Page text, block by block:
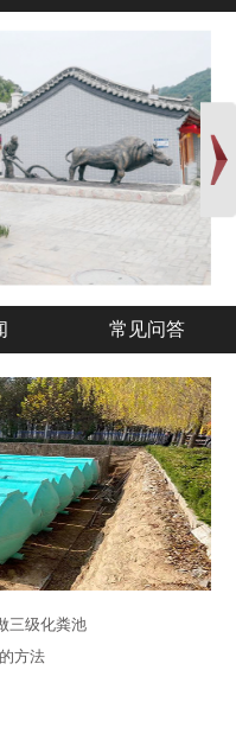
了解更多
常见问答
三级化粪池
方法